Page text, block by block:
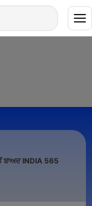
ਬਾਅਦ INDIA 565